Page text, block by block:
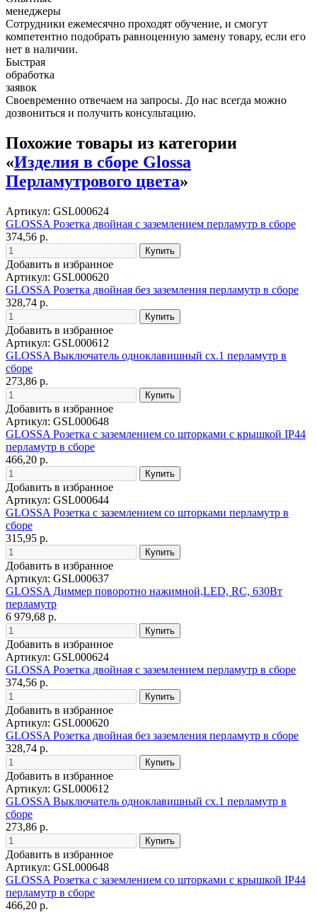
менеджеры
Сотрудники ежемесячно проходят обучение, и смогут
компетентно подобрать равноценную замену товару, если его
нет в наличии.
Быстрая
обработка
заявок
Своевременно отвечаем на запросы. До нас всегда можно
дозвониться и получить консультацию.
Похожие товары из категории
«Изделия в сборе Glossa
Перламутрового цвета»
Артикул: GSL000624
GLOSSA Розетка двойная с заземлением перламутр в сборе
374,56 р.
Добавить в избранное
Артикул: GSL000620
GLOSSA Розетка двойная без заземления перламутр в сборе
328,74 р.
Добавить в избранное
Артикул: GSL000612
GLOSSA Выключатель одноклавишный сх.1 перламутр в
сборе
273,86 р.
Добавить в избранное
Артикул: GSL000648
GLOSSA Розетка с заземлением со шторками с крышкой IP44
перламутр в сборе
466,20 р.
Добавить в избранное
Артикул: GSL000644
GLOSSA Розетка с заземлением со шторками перламутр в
сборе
315,95 р.
Добавить в избранное
Артикул: GSL000637
GLOSSA Диммер поворотно нажимной,LED, RC, 630Вт
перламутр
6 979,68 р.
Добавить в избранное
Артикул: GSL000624
GLOSSA Розетка двойная с заземлением перламутр в сборе
374,56 р.
Добавить в избранное
Артикул: GSL000620
GLOSSA Розетка двойная без заземления перламутр в сборе
328,74 р.
Добавить в избранное
Артикул: GSL000612
GLOSSA Выключатель одноклавишный сх.1 перламутр в
сборе
273,86 р.
Добавить в избранное
Артикул: GSL000648
GLOSSA Розетка с заземлением со шторками с крышкой IP44
перламутр в сборе
466,20 р.